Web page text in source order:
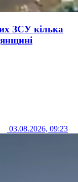
ЗСУ кілька
03.08.2026, 09:23